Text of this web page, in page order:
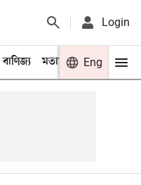
Login
বাণিজ্য মতামত খেলা
Eng